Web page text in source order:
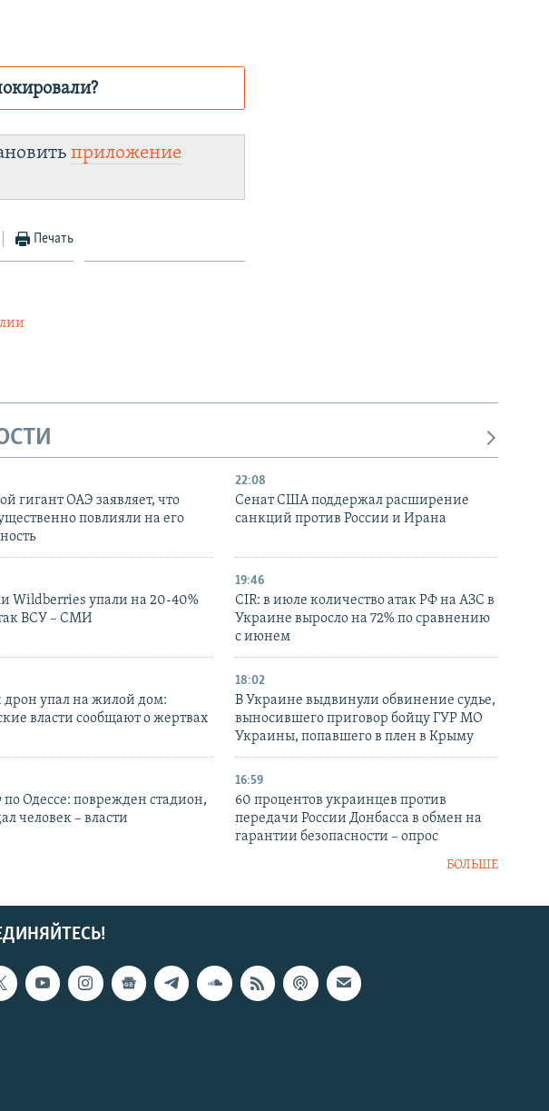
приложение
Печать
гигант ОАЭ заявляет, что
повлияли на его
22:08
Сенат США поддержал расширение
санкций против России и Ирана
Wildberries упали на 20-40%
ВСУ – СМИ
19:46
CIR: в июле количество атак РФ на АЗС в
Украине выросло на 72% по сравнению
с июнем
дрон упал на жилой дом:
власти сообщают о жертвах
18:02
В Украине выдвинули обвинение судье,
выносившего приговор бойцу ГУР МО
Украины, попавшего в плен в Крыму
по Одессе: поврежден стадион,
человек – власти
16:59
60 процентов украинцев против
передачи России Донбасса в обмен на
гарантии безопасности – опрос
БОЛЬШЕ